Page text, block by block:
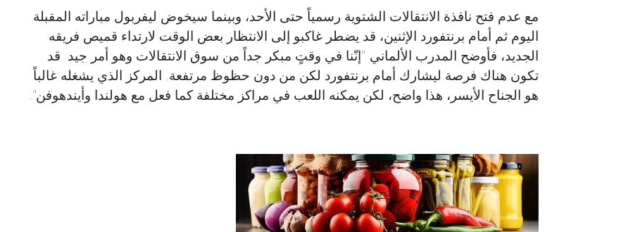
مع عدم فتح نافذة الانتقالات الشتوية رسمياً حتى الأحد، وبينما سيخوض ليفربول مباراته المقبلة
اليوم ثم أمام برنتفورد الإثنين، قد يضطر غاكبو إلى الانتظار بعض الوقت لارتداء قميص فريقه
الجديد، فأوضح المدرب الألماني "إنّنا في وقتٍ مبكر جداً من سوق الانتقالات وهو أمر جيد. قد
تكون هناك فرصة ليشارك أمام برنتفورد لكن من دون حظوظ مرتفعة. المركز الذي يشغله غالباً
هو الجناح الأيسر، هذا واضح، لكن يمكنه اللعب في مراكز مختلفة كما فعل مع هولندا وأيندهوفن".